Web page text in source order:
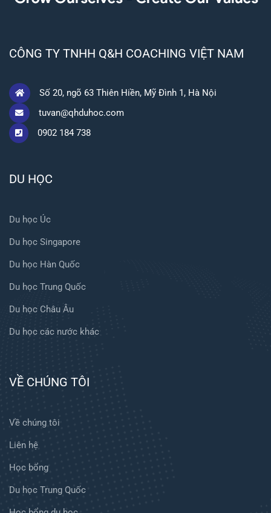
CÔNG TY TNHH Q&H COACHING VIỆT NAM
Số 20, ngõ 63 Thiên Hiền, Mỹ Đình 1, Hà Nội
tuvan@qhduhoc.com
0902 184 738
DU HỌC
Du học Úc
Du học Singapore
Du học Hàn Quốc
Du học Trung Quốc
Du học Châu Âu
Du học các nước khác
VỀ CHÚNG TÔI
Về chúng tôi
Liên hệ
Học bổng
Du học Trung Quốc